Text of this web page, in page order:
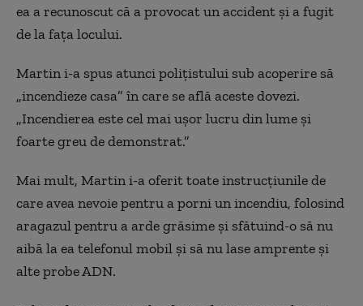
ea a recunoscut că a provocat un accident și a fugit
de la fața locului.
Martin i-a spus atunci polițistului sub acoperire să
„incendieze casa” în care se află aceste dovezi.
„Incendierea este cel mai ușor lucru din lume și
foarte greu de demonstrat.”
Mai mult, Martin i-a oferit toate instrucțiunile de
care avea nevoie pentru a porni un incendiu, folosind
aragazul pentru a arde grăsime și sfătuind-o să nu
aibă la ea telefonul mobil și să nu lase amprente și
alte probe ADN.